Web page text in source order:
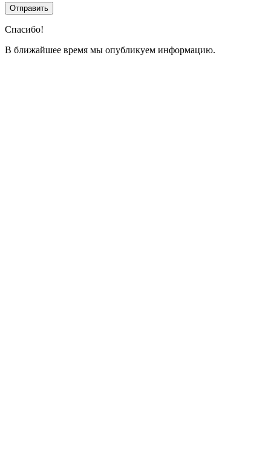
Спасибо!
В ближайшее время мы опубликуем информацию.